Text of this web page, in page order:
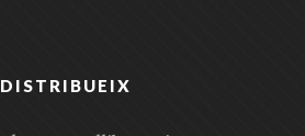
DISTRIBUEIX